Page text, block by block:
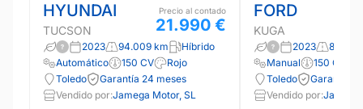
HYUNDAI
TUCSON
Precio al contado
21.990 €
2023 94.009 km
Híbrido
Automático
150 CV
Rojo
Toledo
Garantía 24 meses
Vendido por:Jamega Motor, SL
FORD
KUGA
2023
89.856
Manual
150 CV
Toledo
Garantía
Vendido por:Jamega